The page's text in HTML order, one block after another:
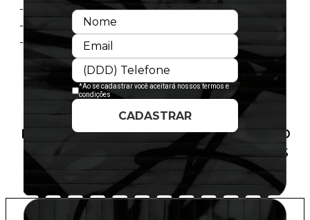
- Importado
- Licença Oficial
- Composição:100% Poliéster
PRODUTO SEM ESTOQUE DÍSPONÍVEL NO
SITE, CONSULTE A DISPONIBILIDADE NAS
LOJAS
ADICIONAR A LISTA DE DESEJOS